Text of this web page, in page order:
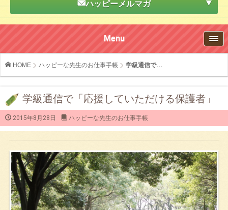
ハッピーメルマガ
Menu
HOME ハッピーな先生のお仕事手帳 学級通信で...
学級通信で「応援していただける保護者」
2015年8月28日 ハッピーな先生のお仕事手帳